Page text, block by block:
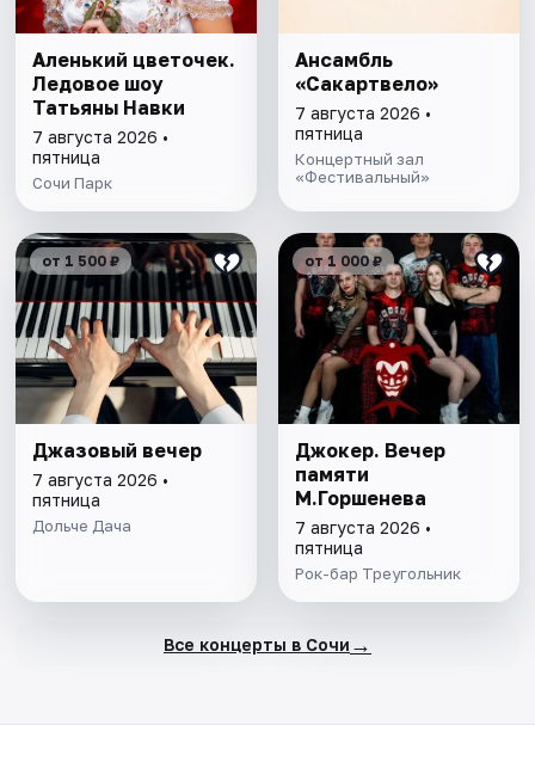
Аленький цветочек.
Ледовое шоу
Татьяны Навки
7 августа 2026 •
пятница
Сочи Парк
Ансамбль
«Сакартвело»
7 августа 2026 •
пятница
Концертный зал
«Фестивальный»
от 1 500 ₽
Джазовый вечер
7 августа 2026 •
пятница
Дольче Дача
от 1 000 ₽
Джокер. Вечер
памяти
М.Горшенева
7 августа 2026 •
пятница
Рок-бар Треугольник
Все концерты в Сочи →